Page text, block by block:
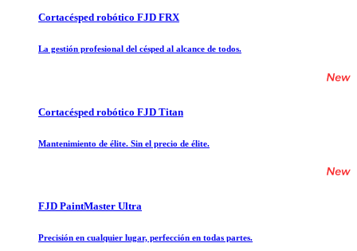
Cortacésped robótico FJD FRX
La gestión profesional del césped al alcance de todos.
Cortacésped robótico FJD Titan
Mantenimiento de élite. Sin el precio de élite.
FJD PaintMaster Ultra
Precisión en cualquier lugar, perfección en todas partes.